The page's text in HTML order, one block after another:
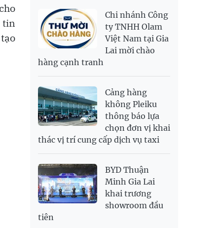
tin
NOK
RUB
300.88
333.06
SAR
6,949.25
7,248.34
2,700.94
2,815.47
SGD
USD
26,020 26,050 26,430
PNJ 138,500,000142,500,000
Chi nhánh Công
ty TNHH Olam
Việt Nam tại Gia
Lai mời chào
hàng cạnh tranh
Cảng hàng
không Pleiku
thông báo lựa
chọn đơn vị khai
thác vị trí cung cấp dịch vụ taxi
BYD Thuận
Minh Gia Lai
khai trương
showroom đầu
tiên